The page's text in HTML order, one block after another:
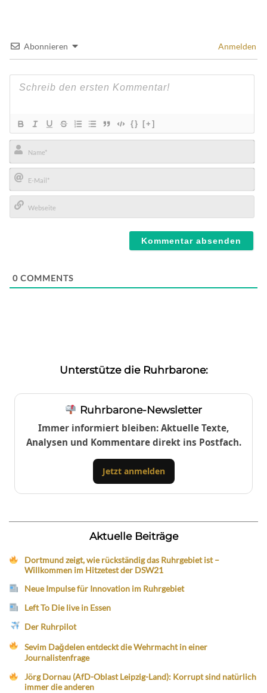
Abonnieren Anmelden
{} [+]
Name*
E-
Mail*
0 COMMENTS
Unterstütze die Ruhrbarone:
Ruhrbarone-Newsletter
Immer informiert bleiben: Aktuelle Texte,
Analysen und Kommentare direkt ins Postfach.
Jetzt anmelden
Aktuelle Beiträge
Dortmund zeigt, wie rückständig das Ruhrgebiet ist –
Willkommen im Hitzetest der DSW21
Neue Impulse für Innovation im Ruhrgebiet
Left To Die live in Essen
Der Ruhrpilot
Sevim Dağdelen entdeckt die Wehrmacht in einer
Journalistenfrage
Jörg Dornau (AfD-Oblast Leipzig-Land): Korrupt sind natürlich
immer die anderen